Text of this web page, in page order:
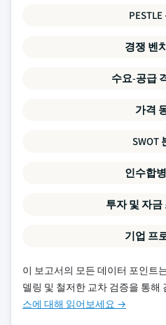
경쟁 벤
수요-공급
가격
SWOT
인수합
투자 및 자금
기업 프
이 보고서의 모든 데이터 포인트
델링 및 철저한 교차 검증을 통해
스에 대해 읽어보세요 →